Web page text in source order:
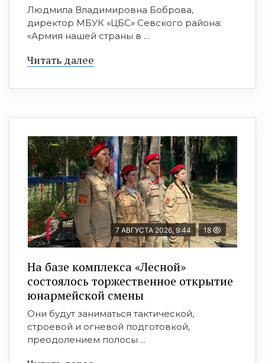
Людмила Владимировна Боброва,
директор МБУК «ЦБС» Севского района:
«Армия нашей страны в ...
Читать далее
7 АВГУСТА 2026, 9:44 18
На базе комплекса «Лесной»
состоялось торжественное открытие
юнармейской смены
Они будут заниматься тактической,
строевой и огневой подготовкой,
преодолением полосы ...